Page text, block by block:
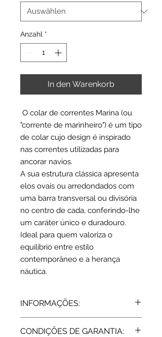
Anzahl *
In den Warenkorb
O colar de correntes Marina (ou
"corrente de marinheiro") é um tipo
de colar cujo design é inspirado
nas correntes utilizadas para
ancorar navios.
A sua estrutura clássica apresenta
elos ovais ou arredondados com
uma barra transversal ou divisória
no centro de cada, conferindo-lhe
um caráter único e duradouro.
Ideal para quem valoriza o
equilíbrio entre estilo
contemporâneo e a herança
náutica.
INFORMAÇÕES:
Dimensões: 10 x 8 mm
CONDIÇÕES DE GARANTIA: